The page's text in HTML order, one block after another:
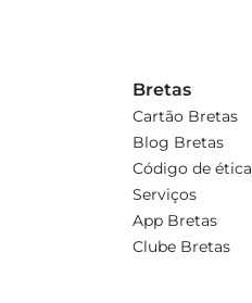
Bretas
Cartão Bretas
Blog Bretas
Código de ética
Serviços
App Bretas
Clube Bretas